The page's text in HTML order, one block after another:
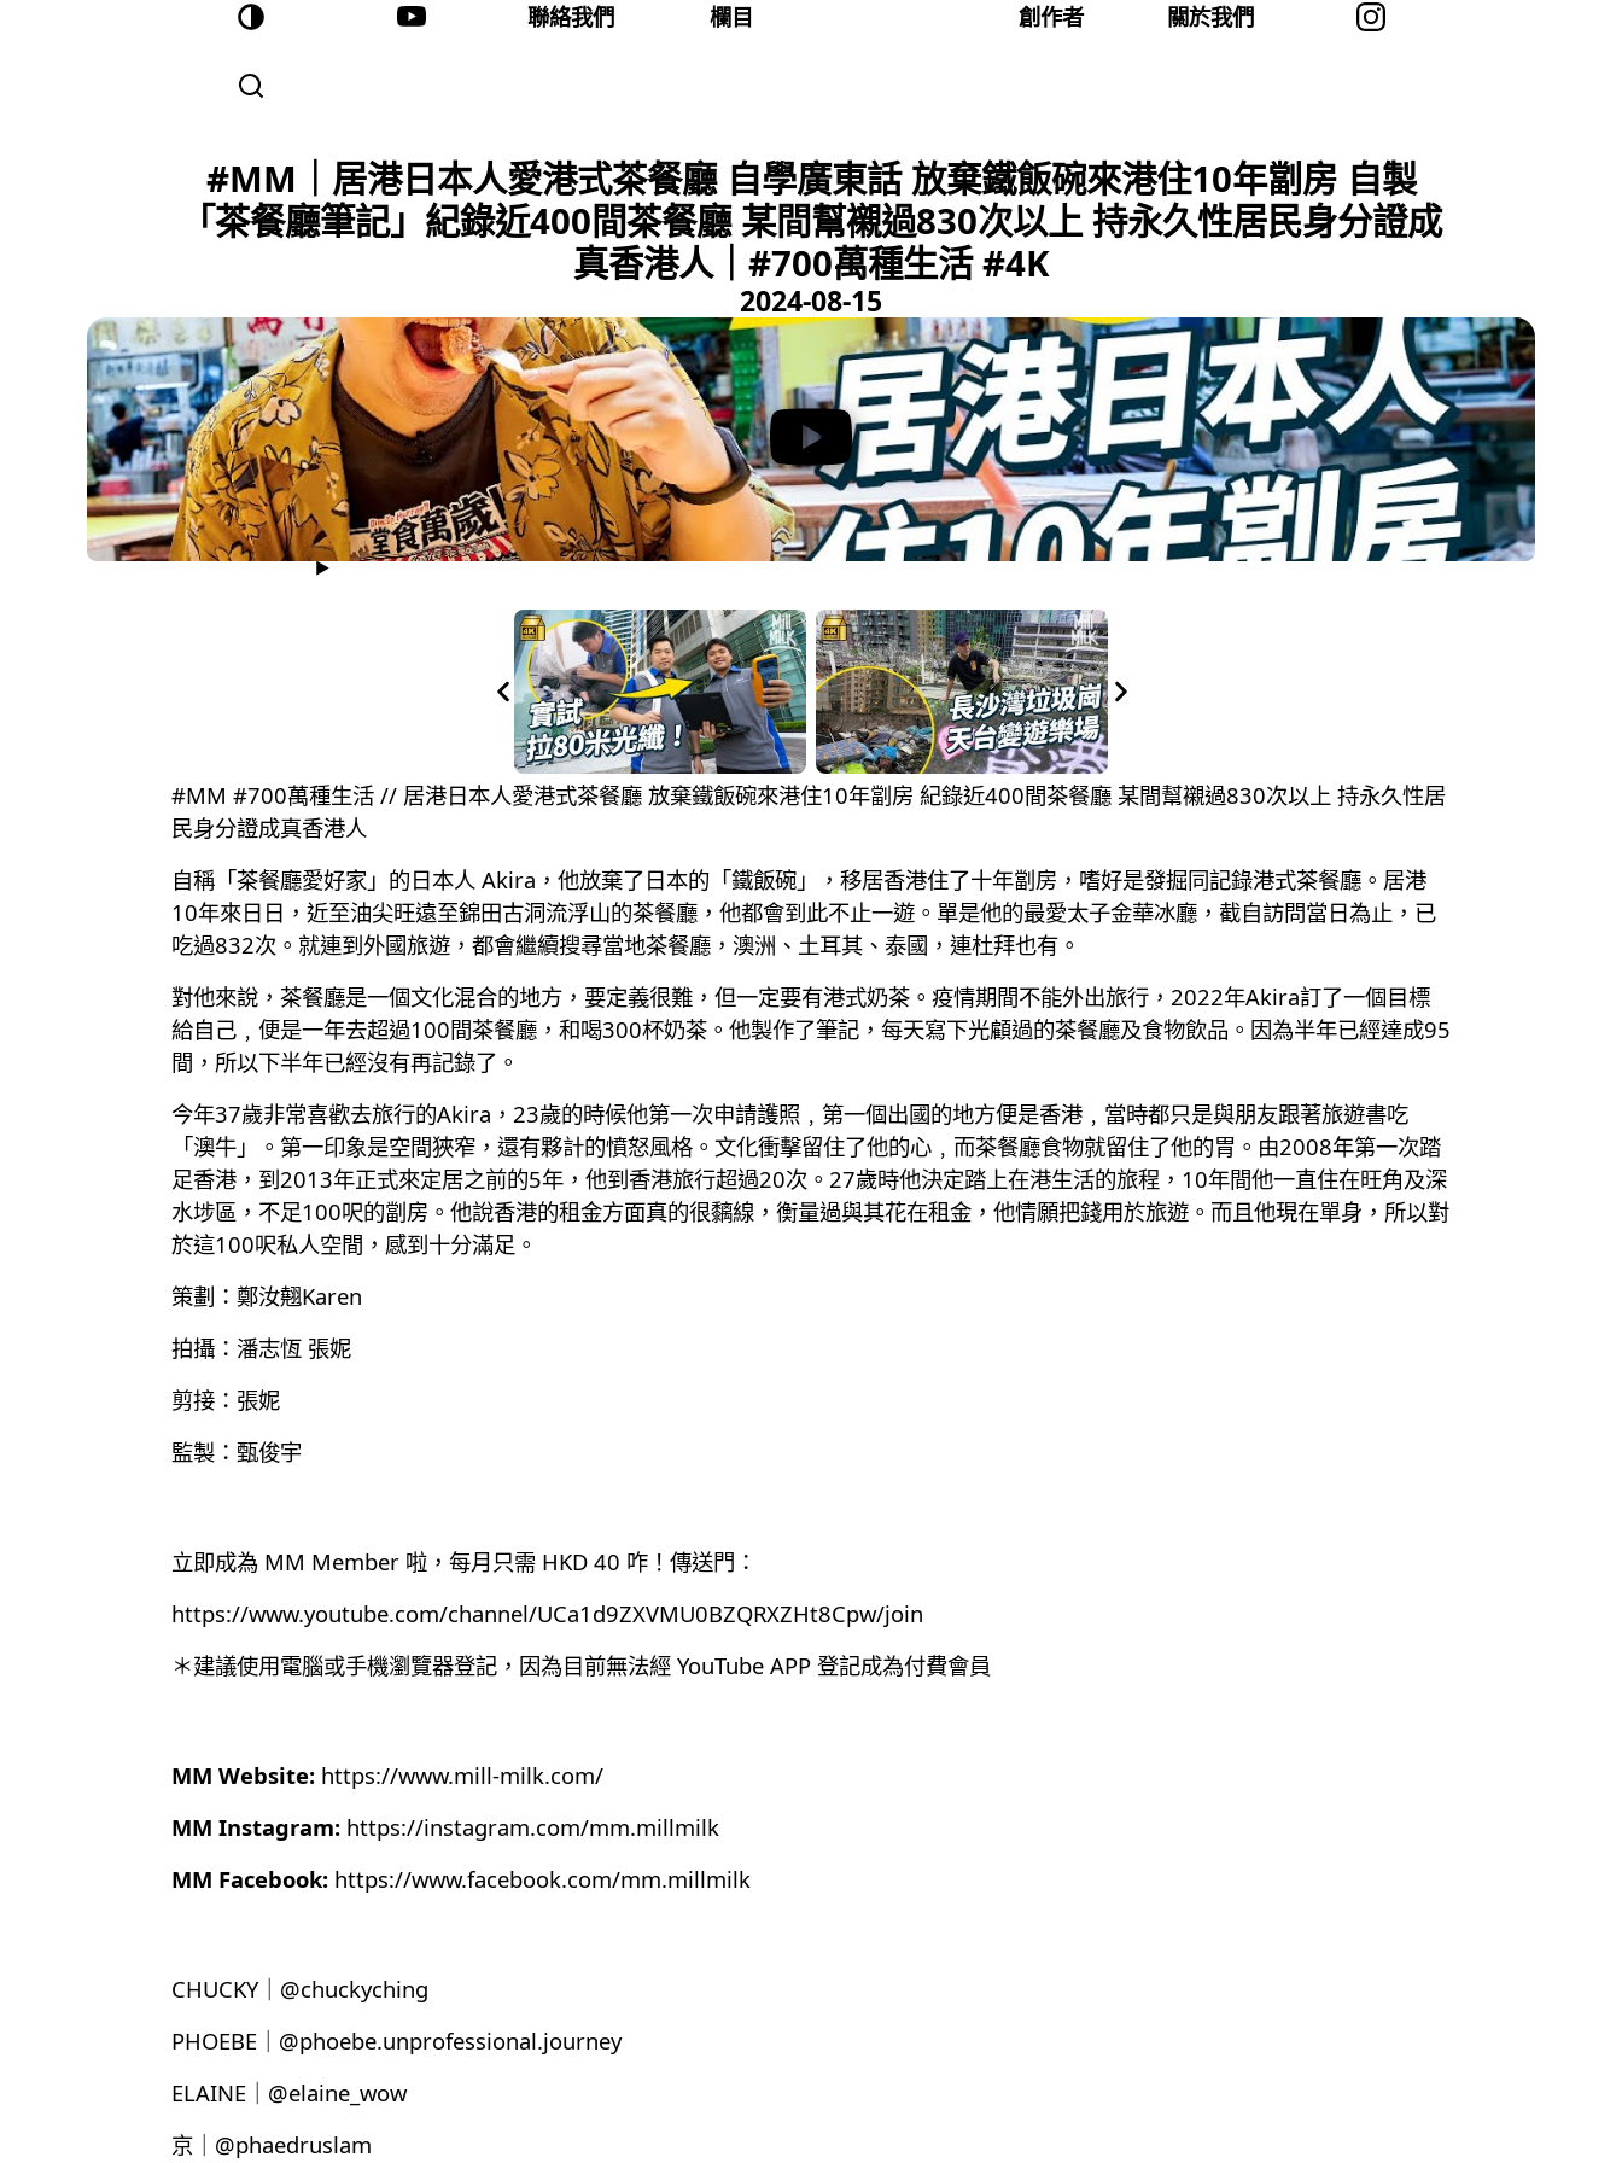
聯絡我們 欄目 創作者 關於我們
#MM｜居港日本人愛港式茶餐廳 自學廣東話 放棄鐵飯碗來港住10年劏房 自製
「茶餐廳筆記」紀錄近400間茶餐廳 某間幫襯過830次以上 持永久性居民身分證成
真香港人｜#700萬種生活 #4K
2024-08-15
#MM #700萬種生活 // 居港日本人愛港式茶餐廳 放棄鐵飯碗來港住10年劏房 紀錄近400間茶餐廳 某間幫襯過830次以上 持永久性居
民身分證成真香港人
自稱「茶餐廳愛好家」的日本人 Akira，他放棄了日本的「鐵飯碗」，移居香港住了十年劏房，嗜好是發掘同記錄港式茶餐廳。居港
10年來日日，近至油尖旺遠至錦田古洞流浮山的茶餐廳，他都會到此不止一遊。單是他的最愛太子金華冰廳，截自訪問當日為止，已
吃過832次。就連到外國旅遊，都會繼續搜尋當地茶餐廳，澳洲、土耳其、泰國，連杜拜也有。
對他來說，茶餐廳是一個文化混合的地方，要定義很難，但一定要有港式奶茶。疫情期間不能外出旅行，2022年Akira訂了一個目標
給自己﹐便是一年去超過100間茶餐廳，和喝300杯奶茶。他製作了筆記，每天寫下光顧過的茶餐廳及食物飲品。因為半年已經達成95
間，所以下半年已經沒有再記錄了。
今年37歲非常喜歡去旅行的Akira，23歲的時候他第一次申請護照﹐第一個出國的地方便是香港﹐當時都只是與朋友跟著旅遊書吃
「澳牛」。第一印象是空間狹窄，還有夥計的憤怒風格。文化衝擊留住了他的心﹐而茶餐廳食物就留住了他的胃。由2008年第一次踏
足香港，到2013年正式來定居之前的5年，他到香港旅行超過20次。27歲時他決定踏上在港生活的旅程，10年間他一直住在旺角及深
水埗區，不足100呎的劏房。他說香港的租金方面真的很黐線，衡量過與其花在租金，他情願把錢用於旅遊。而且他現在單身，所以對
於這100呎私人空間，感到十分滿足。
策劃：鄭汝翹Karen
拍攝：潘志恆 張妮
剪接：張妮
監製：甄俊宇
立即成為 MM Member 啦，每月只需 HKD 40 咋！傳送門：
https://www.youtube.com/channel/UCa1d9ZXVMU0BZQRXZHt8Cpw/join
＊建議使用電腦或手機瀏覽器登記，因為目前無法經 YouTube APP 登記成為付費會員
MM Website: https://www.mill-milk.com/
MM Instagram: https://instagram.com/mm.millmilk
MM Facebook: https://www.facebook.com/mm.millmilk
CHUCKY｜@chuckyching
PHOEBE｜@phoebe.unprofessional.journey
ELAINE｜@elaine_wow
京｜@phaedruslam